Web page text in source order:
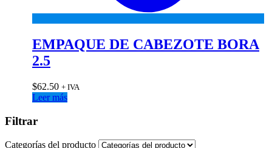
EMPAQUE DE CABEZOTE BORA
2.5
$62.50 + IVA
Leer más
Filtrar
Categorías del producto